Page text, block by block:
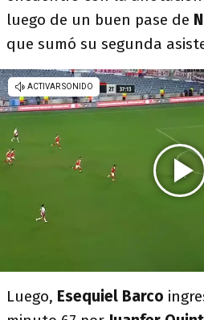
luego de un buen pase de
que sumó su segunda
Luego, Esequiel Barco